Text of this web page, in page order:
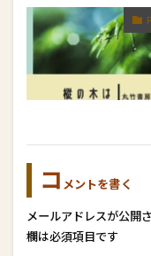
コ メントを書く
メールアドレスが公開
欄は必須項目です